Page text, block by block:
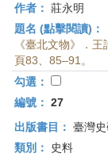
作者： 莊永明
題名 (點擊閱讀)：
《臺北文物》．
頁83、85–91。
勾選：
編號： 27
出版書目： 臺灣
類別：
史料